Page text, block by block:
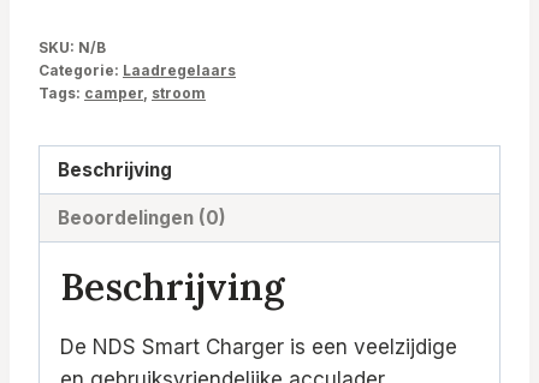
SKU: N/B
Categorie: Laadregelaars
Tags: camper stroom
Beschrijving
Beoordelingen (0)
Beschrijving
De NDS Smart Charger is een veelzijdige